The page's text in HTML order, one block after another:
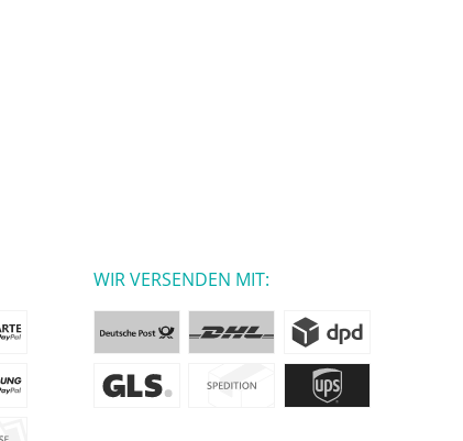
WIR VERSENDEN MIT: